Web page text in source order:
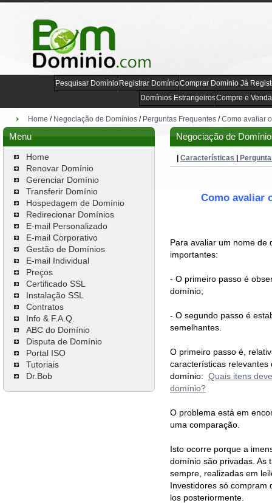
Pesquisar Domínio Registrar DomínioComprar Domínio Já
Domínios EstrangeirosCompre e
Home / Negociação de Domínios / Perguntas Frequentes /Como avaliar
Menu
Home
Renovar Domínio
Gerenciar Domínio
Transferir Domínio
Hospedagem de Domínio
Redirecionar Domínios
E-mail Personalizado
E-mail Corporativo
Gestão de Domínios
E-mail Individual
Preços
Certificado SSL
Instalação SSL
Contratos
Info & F.A.Q.
ABC do Domínio
Disputa de Domínio
Portal ISO
Tutoriais
Dr.Bob
Negociação de
| Características |
Como avaliar
Para avaliar um nome
importantes:
- O primeiro passo é
domínio;
- O segundo passo é
semelhantes.
O primeiro passo é,
características
domínio: Quais itens
domínio?
O problema está em
uma comparação.
Isto ocorre porque a
domínio são privadas. As
sempre, realizadas em
Investidores só compram
los posteriormente.